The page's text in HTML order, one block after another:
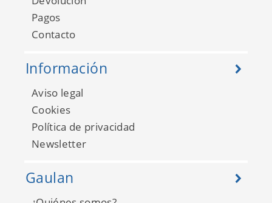
Pagos
Contacto
Información
Aviso legal
Cookies
Política de privacidad
Newsletter
Gaulan